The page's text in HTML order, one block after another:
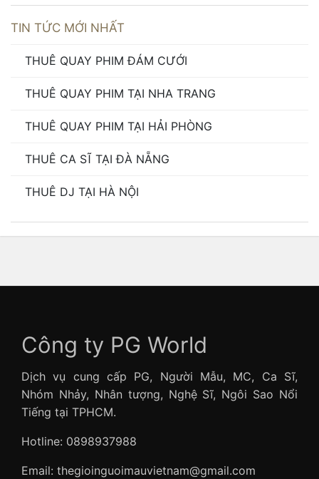
TIN TỨC MỚI NHẤT
THUÊ QUAY PHIM ĐÁM CƯỚI
THUÊ QUAY PHIM TẠI NHA TRANG
THUÊ QUAY PHIM TẠI HẢI PHÒNG
THUÊ CA SĨ TẠI ĐÀ NẴNG
THUÊ DJ TẠI HÀ NỘI
Công ty PG World
Dịch vụ cung cấp PG, Người Mẫu, MC, Ca Sĩ,
Nhóm Nhảy, Nhân tượng, Nghệ Sĩ, Ngôi Sao Nổi
Tiếng tại TPHCM.
Hotline: 0898937988
Email: thegioinguoimauvietnam@gmail.com